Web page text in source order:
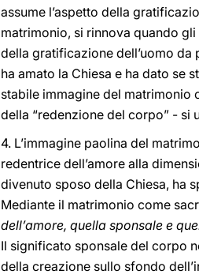
assume l’aspetto della
matrimonio, si rinnova quando
della gratificazione dell’uomo da
ha amato la Chiesa e ha dato se
stabile immagine del matrimonio
della “redenzione del corpo” - si
4. L’immagine paolina del
redentrice dell’amore alla
divenuto sposo della Chiesa, ha
Mediante il matrimonio come
dell’amore, quella sponsale e
Il significato sponsale del corpo
della creazione sullo sfondo